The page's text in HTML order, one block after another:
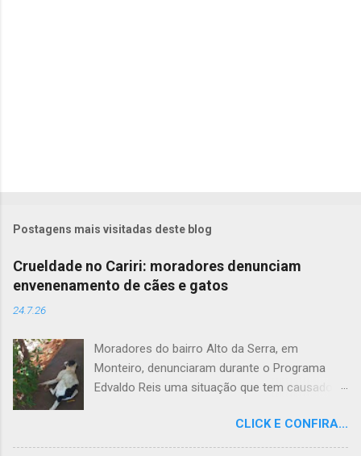
Postagens mais visitadas deste blog
Crueldade no Cariri: moradores denunciam
envenenamento de cães e gatos
24.7.26
Moradores do bairro Alto da Serra, em
Monteiro, denunciaram durante o Programa
Edvaldo Reis uma situação que tem causado
e gatos estariam sendo envenenados na
comunidade, provocando mortes marcadas
CLICK E CONFIRA...